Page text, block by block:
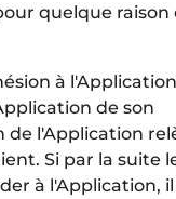
quelque raison
à
de son
de l'Application
Si par la suite
à l'Application, il